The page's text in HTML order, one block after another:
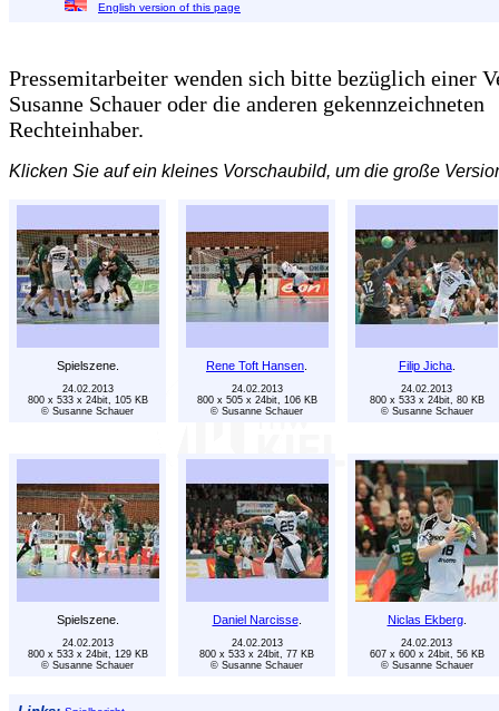
English version of this page
Pressemitarbeiter wenden sich bitte bezüglich einer
Susanne Schauer oder die anderen gekennzeichneten
Rechteinhaber.
Klicken Sie auf ein kleines Vorschaubild, um die große
Spielszene. Rene Toft Hansen Filip Jicha.
24.02.2013
800 x 533 x 24bit, 105 KB
© Susanne Schauer
24.02.2013
800 x 505 x 24bit, 106 KB
© Susanne Schauer
24.02.2013
800 x 533 x 24bit, 80 KB
© Susanne Schauer
Spielszene. Daniel Narcisse. Niclas Ekberg.
24.02.2013
800 x 533 x 24bit, 129 KB
© Susanne Schauer
24.02.2013
800 x 533 x 24bit, 77 KB
© Susanne Schauer
24.02.2013
607 x 600 x 24bit, 56 KB
© Susanne Schauer